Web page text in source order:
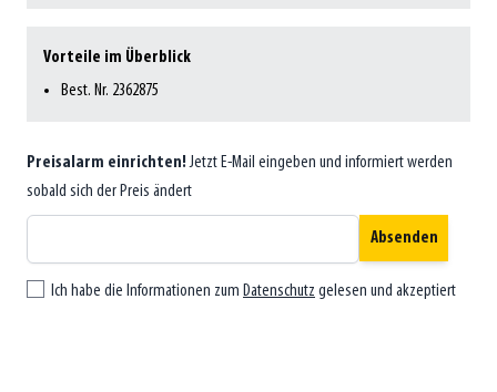
Vorteile im Überblick
Best. Nr. 2362875
Preisalarm einrichten! Jetzt E-Mail eingeben und informiert werden
sobald sich der Preis ändert
Absenden
Ich habe die Informationen zum Datenschutz gelesen und akzeptiert